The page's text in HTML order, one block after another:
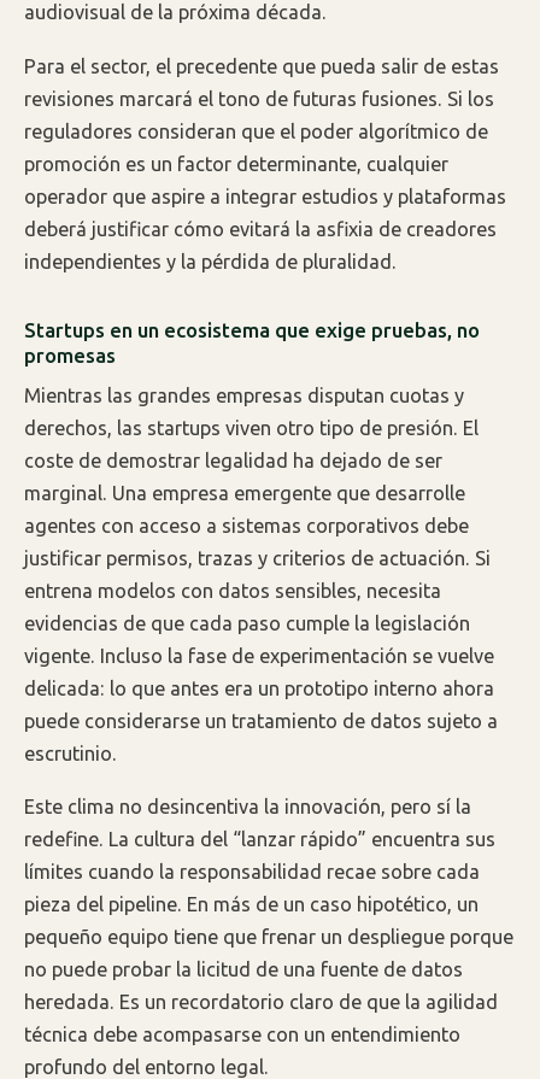
audiovisual de la próxima década.
Para el sector, el precedente que pueda salir de estas
revisiones marcará el tono de futuras fusiones. Si los
reguladores consideran que el poder algorítmico de
promoción es un factor determinante, cualquier
operador que aspire a integrar estudios y plataformas
deberá justificar cómo evitará la asfixia de creadores
independientes y la pérdida de pluralidad.
Startups en un ecosistema que exige pruebas, no
promesas
Mientras las grandes empresas disputan cuotas y
derechos, las startups viven otro tipo de presión. El
coste de demostrar legalidad ha dejado de ser
marginal. Una empresa emergente que desarrolle
agentes con acceso a sistemas corporativos debe
justificar permisos, trazas y criterios de actuación. Si
entrena modelos con datos sensibles, necesita
evidencias de que cada paso cumple la legislación
vigente. Incluso la fase de experimentación se vuelve
delicada: lo que antes era un prototipo interno ahora
puede considerarse un tratamiento de datos sujeto a
escrutinio.
Este clima no desincentiva la innovación, pero sí la
redefine. La cultura del “lanzar rápido” encuentra sus
límites cuando la responsabilidad recae sobre cada
pieza del pipeline. En más de un caso hipotético, un
pequeño equipo tiene que frenar un despliegue porque
no puede probar la licitud de una fuente de datos
heredada. Es un recordatorio claro de que la agilidad
técnica debe acompasarse con un entendimiento
profundo del entorno legal.